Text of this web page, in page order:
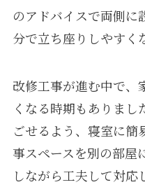
のアドバイスで両側に
分で立ち座りしやすく
改修工事が進む中で、
くなる時期もありま
ごせるよう、寝室に簡
事スペースを別の部屋
しながら工夫して対応